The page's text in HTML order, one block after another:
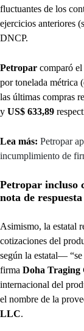
fluctuantes de los
ejercicios anteriores
DNCP.
Petropar comparó
por tonelada métrica
las últimas compras
y US$ 633,89
Lea más: Petropar
incumplimiento de
Petropar incluso
nota de respuesta
Asimismo, la estatal
cotizaciones del
según la estatal—
firma Doha
internacional del
el nombre de la
LLC.